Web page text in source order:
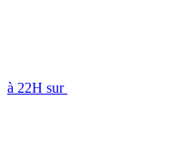
à 22H sur